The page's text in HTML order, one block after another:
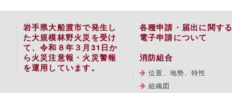
岩手県大船渡市で発生し
た大規模林野火災を受け
て、令和８年３月31日か
ら火災注意報・火災警報
を運用しています。
各種申請・届出に関する
電子申請について
消防組合
位置、地勢、特性
組織図